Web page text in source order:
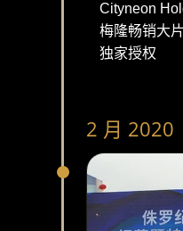
Cityneon
梅隆畅销大
独家授权
2 月 2020